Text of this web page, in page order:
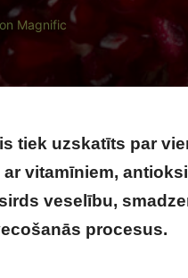
Magnific
tiek uzskatīts par
ar vitamīniem,
veselību,
procesus.